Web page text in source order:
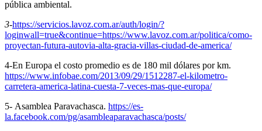
pública ambiental.
3-https://servicios.lavoz.com.ar/auth/login/?
loginwall=true&continue=https://www.lavoz.com.ar/politica/como-
proyectan-futura-autovia-alta-gracia-villas-ciudad-de-america/
4-En Europa el costo promedio es de 180 mil dólares por km.
https://www.infobae.com/2013/09/29/1512287-el-kilometro-
carretera-america-latina-cuesta-7-veces-mas-que-europa/
5- Asamblea Paravachasca. https://es-
la.facebook.com/pg/asambleaparavachasca/posts/